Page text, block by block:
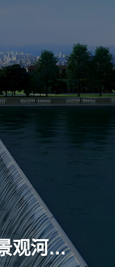
盘锦湿地补水、自然保护区河道生态修复